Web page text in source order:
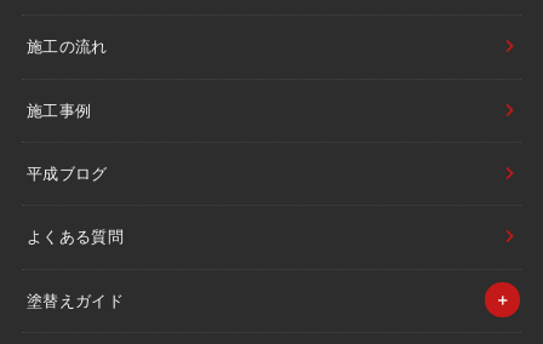
施工の流れ
施工事例
平成ブログ
よくある質問
塗替えガイド